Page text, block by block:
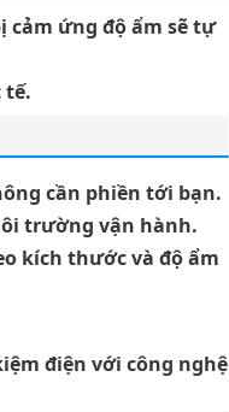
cảm ứng độ ẩm sẽ tự
tế.
cần phiền tới bạn.
trường vận hành.
kích thước và độ ẩm
điện với công nghệ